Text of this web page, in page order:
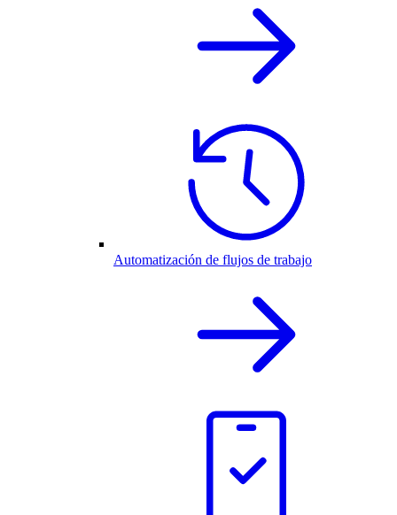
Automatización de flujos de trabajo